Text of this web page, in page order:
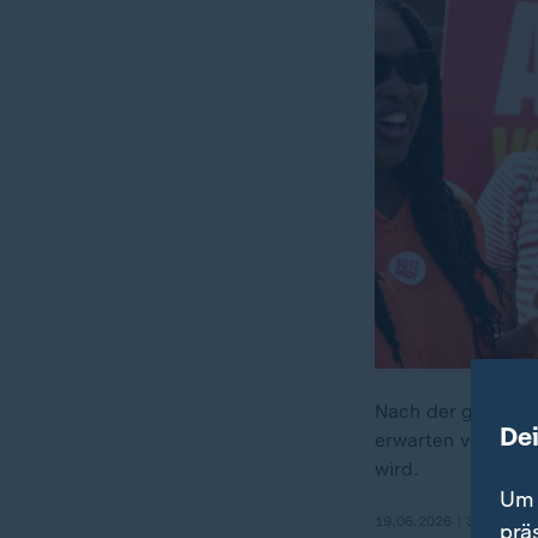
Nach der
erwarten viele,
wird.
19.06.2026 | 3:34 min